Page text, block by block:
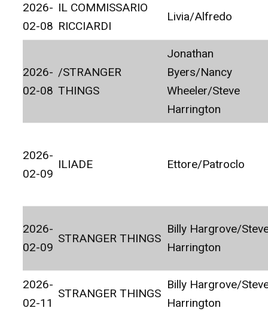
2026-
02-08
IL COMMISSARIO
RICCIARDI
Livia/Alfredo
2026-
02-08
/STRANGER
THINGS
Jonathan
Byers/Nancy
Wheeler/Steve
Harrington
2026-
02-09
ILIADE Ettore/Patroclo
2026-
02-09
STRANGER THINGS
Billy Hargrove/
Harrington
2026-
02-11
STRANGER THINGS
Billy Hargrove/
Harrington